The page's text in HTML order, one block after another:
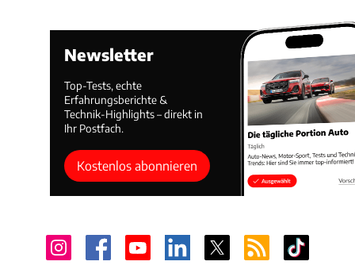
Newsletter
Top-Tests, echte
Erfahrungsberichte &
Technik-Highlights – direkt in
Ihr Postfach.
Kostenlos abonnieren